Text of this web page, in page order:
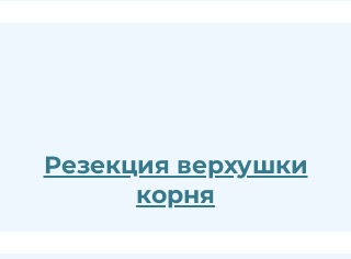
Резекция верхушки
корня